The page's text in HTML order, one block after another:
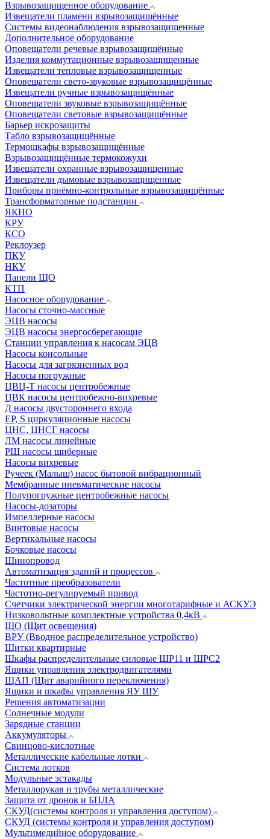
Взрывозащищенное оборудование
Извещатели пламени взрывозащищённые
Системы видеонаблюдения взрывозащищенные
Дополнительное оборудование
Оповещатели речевые взрывозащищённые
Изделия коммутационные взрывозащищенные
Извещатели тепловые взрывозащищенные
Оповещатели свето-звуковые взрывозащищённые
Извещатели ручные взрывозащищённые
Оповещатели звуковые взрывозащищённые
Оповещатели световые взрывозащищённые
Барьер искрозащиты
Табло взрывозащищённые
Термошкафы взрывозащищённые
Взрывозащищённые термокожухи
Извещатели охранные взрывозащищенные
Извещатели дымовые взрывозащищенные
Приборы приёмно-контрольные взрывозащищённые
Трансформаторные подстанции
ЯКНО
КРУ
КСО
Реклоузер
ПКУ
НКУ
Панели ЩО
КТП
Насосное оборудование
Насосы сточно-массные
ЭЦВ насосы
ЭЦВ насосы энергосберегающие
Станции управления к насосам ЭЦВ
Насосы консольные
Насосы для загрязненных вод
Насосы погружные
ЦВЦ-Т насосы центробежные
ЦВК насосы центробежно-вихревые
Д насосы двустороннего входа
EP, S циркуляционные насосы
ЦНС, ЦНСГ насосы
ЛМ насосы линейные
РШ насосы шиберные
Насосы вихревые
Ручеек (Малыш) насос бытовой вибрационный
Мембранные пневматические насосы
Полупогружные центробежные насосы
Насосы-дозаторы
Импеллерные насосы
Винтовые насосы
Вертикальные насосы
Бочковые насосы
Шинопровод
Автоматизация зданий и процессов
Частотные преобразователи
Частотно-регулируемый привод
Счетчики электрической энергии многотарифные и АСКУЭ
Низковольтные комплектные устройства 0,4кВ
ЩО (Щит освещения)
ВРУ (Вводное распределительное устройство)
Щитки квартирные
Шкафы распределительные силовые ШР11 и ШРС2
Ящики управления электродвигателями
ЩАП (Щит аварийного переключения)
Ящики и шкафы управления ЯУ ШУ
Решения автоматизации
Солнечные модули
Зарядные станции
Аккумуляторы
Свинцово-кислотные
Металлические кабельные лотки
Система лотков
Модульные эстакады
Металлорукав и трубы металлические
Защита от дронов и БПЛА
СКУД(системы контроля и управления доступом)
СКУД (системы контроля и управления доступом)
Мультимедийное оборудование